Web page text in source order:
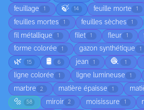
feuillage 1 🍃 14 feuille morte 1
feuilles mortes 1 feuilles sèches 1
fil métallique 1 filet 1 fleur 1
forme colorée 1 gazon synthétique 1
🌿 15 🛢️ 6 jean 1 🧶 1
ligne colorée 1 ligne lumineuse 1
marbre 2 matière épaisse 1
🔩 58 miroir 2 moisissure 1